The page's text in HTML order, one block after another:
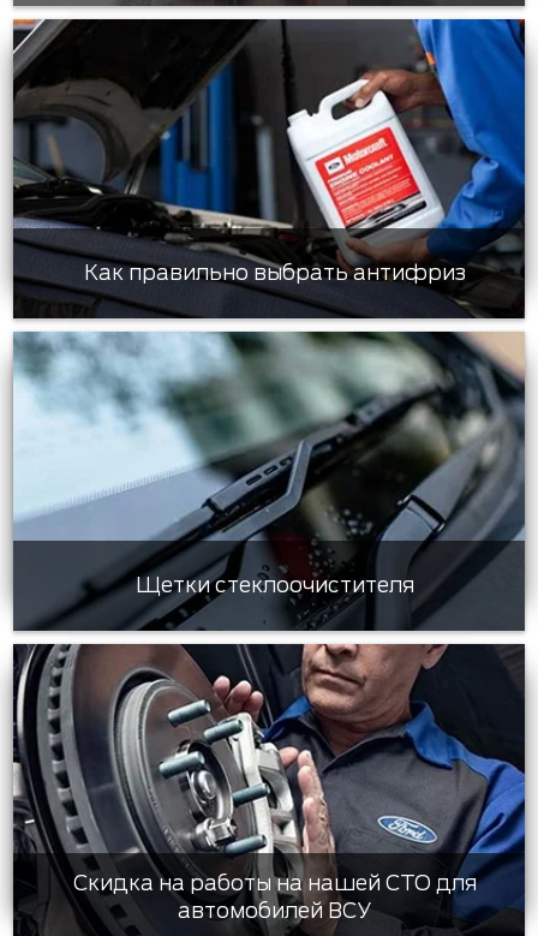
Как правильно выбрать антифриз
Щетки стеклоочистителя
Скидка на работы на нашей СТО для
автомобилей ВСУ